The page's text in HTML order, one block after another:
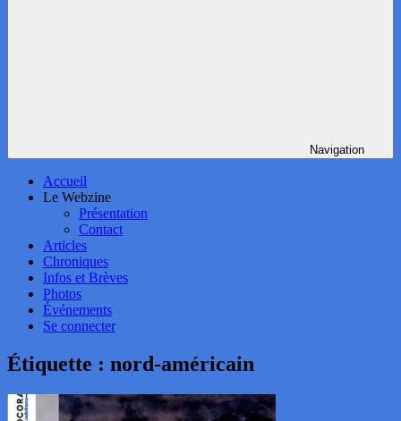
Navigation
Accueil
Le Webzine
Présentation
Contact
Articles
Chroniques
Infos et Brèves
Photos
Événements
Se connecter
Étiquette : nord-américain